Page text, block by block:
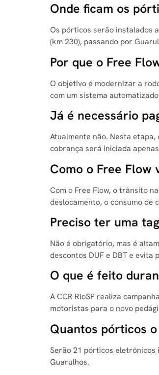
Onde ficam os
Os pórticos serão instalados
(km 230), passando por
Por que o Free
O objetivo é modernizar a
com um sistema
Já é necessário
Atualmente não. Nesta
cobrança será iniciada
Como o Free Flow
Com o Free Flow, o trânsito
deslocamento, o consumo de
Preciso ter uma
Não é obrigatório, mas é
descontos DUF e DBT e evita
O que é feito
A CCR RioSP realiza
motoristas para o novo
Quantos pórticos
Serão 21 pórticos
Guarulhos.